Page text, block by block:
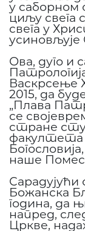
у саборном
циљу свега
свега у
Ова, дуго и
Васкрсење
2015, да
„Плава
се
стране
факултета
наше
Божанска
година, да
напред,
Цркве,